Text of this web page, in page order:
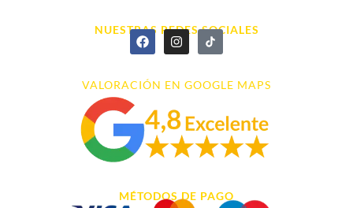
NUESTRAS REDES SOCIALES
VALORACIÓN EN GOOGLE MAPS
MÉTODOS DE PAGO